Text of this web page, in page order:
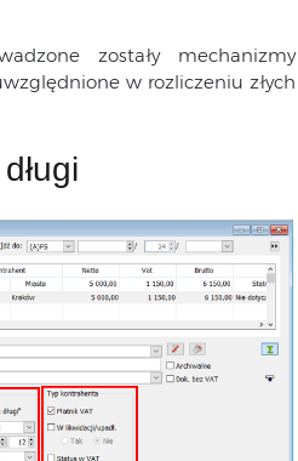
zostały mechanizmy
w rozliczeniu złych